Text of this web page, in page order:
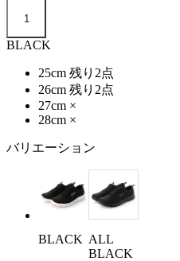
1
BLACK
25cm 残り2点
26cm 残り2点
27cm ×
28cm ×
バリエーション
BLACK ALL
BLACK